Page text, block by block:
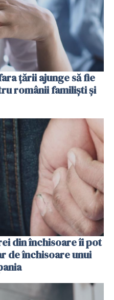
țării ajunge să fie
românii familiști și
din închisoare îi pot
de închisoare unui